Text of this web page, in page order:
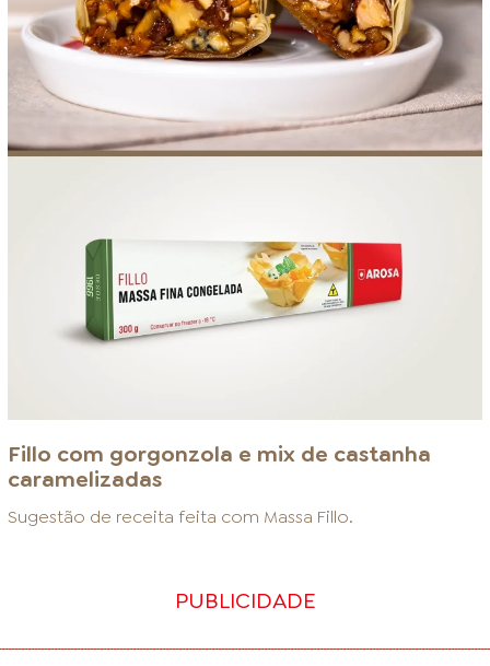
Fillo com gorgonzola e mix de castanha
caramelizadas
Sugestão de receita feita com Massa Fillo.
PUBLICIDADE